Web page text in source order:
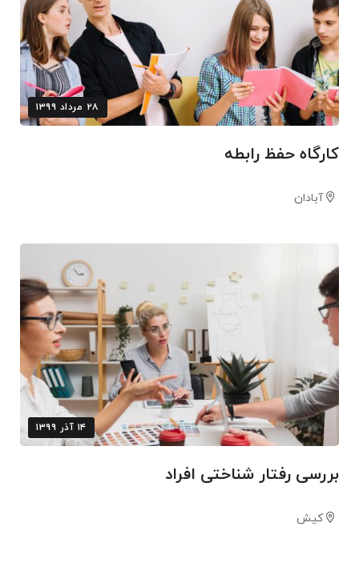
۲۸ مرداد ۱۳۹۹
کارگاه حفظ رابطه
آبادان
۱۴ آذر ۱۳۹۹
بررسی رفتار شناختی افراد
کیش